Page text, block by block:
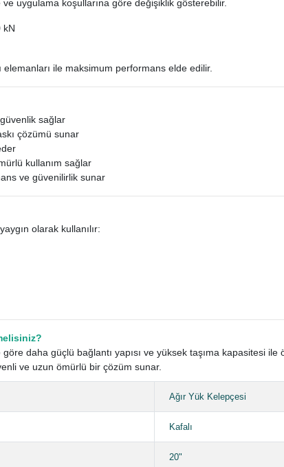
uygulama koşullarına göre değişiklik gösterebilir.
kN
ile maksimum performans elde edilir.
sağlar
çözümü sunar
kullanım sağlar
ve güvenilirlik sunar
olarak kullanılır:
daha güçlü bağlantı yapısı ve yüksek taşıma kapasitesi ile
ve uzun ömürlü bir çözüm sunar.
Ağır Yük Kelepçesi
Kafalı
20"